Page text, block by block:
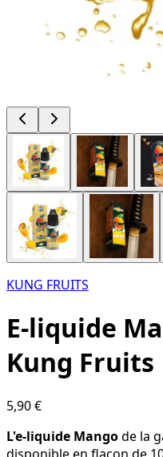
KUNG FRUITS
E-liquide
Kung Fruits
5,90 €
L'e-liquide Mangode la